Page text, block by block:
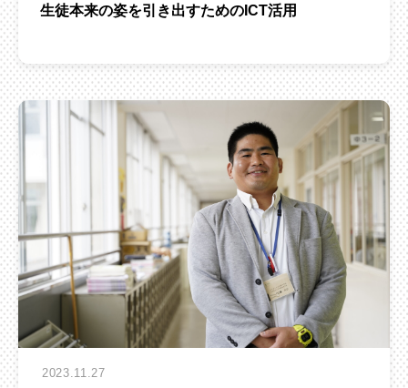
生徒本来の姿を引き出すためのICT活用
2023.11.27